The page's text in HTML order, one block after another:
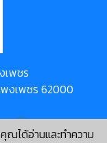
ณได้อ่านและทำความ
เพชร
พงเพชร 62000